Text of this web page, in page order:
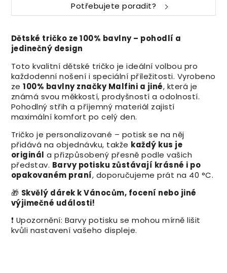
Potřebujete poradit?
Dětské tričko ze 100% bavlny – pohodlí a
jedinečný design
Toto kvalitní dětské tričko je ideální volbou pro
každodenní nošení i speciální příležitosti. Vyrobeno
ze100% bavlny značky Malfini a jiné, která je
známá svou měkkostí, prodyšností a odolností.
Pohodlný střih a příjemný materiál zajistí
maximální komfort po celý den.
Tričko je personalizované – potisk se na něj
přidává na objednávku, takže každý kus je
originál a přizpůsobený přesně podle vašich
představ. Barvy potisku zůstávají krásné i po
opakovaném praní, doporučujeme prát na 40 °C.
🎁 Skvělý dárek k Vánocům, focení nebo jiné
výjimečné události!
❗ Upozornění: Barvy potisku se mohou mírně lišit
kvůli nastavení vašeho displeje.